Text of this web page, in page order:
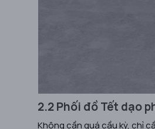
2.2 Phối đồ Tết dạo
Không cần quá cầu kỳ, chỉ